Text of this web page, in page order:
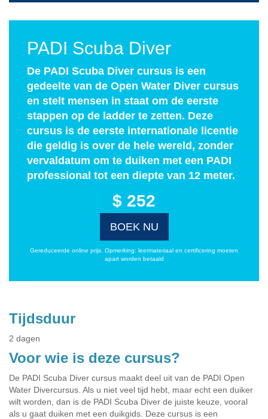
PADI Scuba Diver
De PADI Scuba Diver cursus is een
gedeelte van de Open Water Diver cursus
en stelt mensen in staat om de eerste
stappen op de ladder te zetten. Deze
cursus is de eerste internationale licentie
die geldig is over de hele wereld, zonder
vervaldatum om te duiken met een PADI
professional tot een diepte van 12 meter.
$ 252
BOEK NU
Gereduceerde online prijs. Opmerking: leermateriaal en certificering moeten
apart worden betaald
Tijdsduur
2 dagen
Voor wie is deze cursus?
De PADI Scuba Diver cursus maakt deel uit van de PADI Open
Water Divercursus. Als u niet veel tijd hebt, maar echt een duiker
wilt worden, dan is de PADI Scuba Diver de juiste keuze, vooral
als u gaat duiken met een duikgids. Deze cursus is een